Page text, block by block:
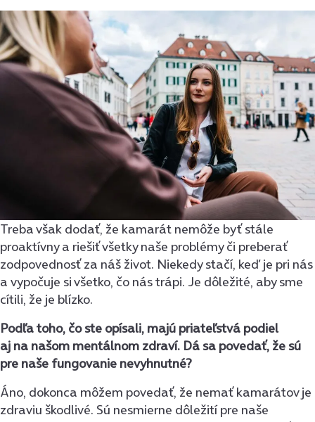
Treba však dodať, že kamarát nemôže byť stále
proaktívny a riešiť všetky naše problémy či preberať
zodpovednosť za náš život. Niekedy stačí, keď je pri nás
a vypočuje si všetko, čo nás trápi. Je dôležité, aby sme
cítili, že je blízko.
Podľa toho, čo ste opísali, majú priateľstvá podiel
aj na našom mentálnom zdraví. Dá sa povedať, že sú
pre naše fungovanie nevyhnutné?
Áno, dokonca môžem povedať, že nemať kamarátov je
zdraviu škodlivé. Sú nesmierne dôležití pre naše